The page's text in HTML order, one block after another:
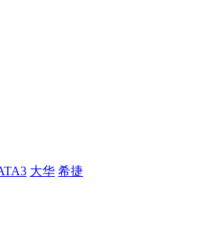
大华 希捷